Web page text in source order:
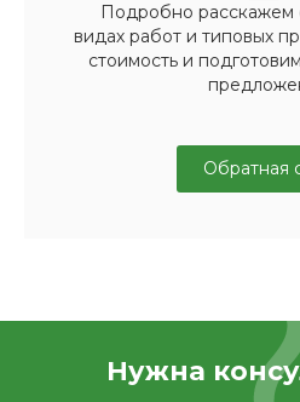
Подробно расскажем
видах работ и типовых
стоимость и
Обратная
Нужна